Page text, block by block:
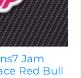
Jam
Red Bull